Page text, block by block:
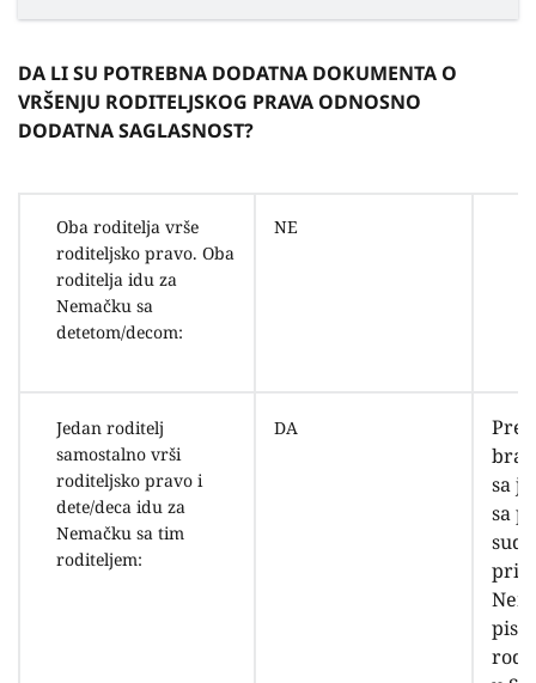
DA LI SU POTREBNA DODATNA DOKUMENTA O
VRŠENJU RODITELJSKOG PRAVA ODNOSNO
DODATNA SAGLASNOST?
Oba roditelja vrše
roditeljsko pravo. Oba
roditelja idu za
Nemačku sa
detetom/decom:
NE
Jedan roditelj
samostalno vrši
roditeljsko pravo i
dete/deca idu za
Nemačku sa tim
roditeljem:
DA
sa
sa